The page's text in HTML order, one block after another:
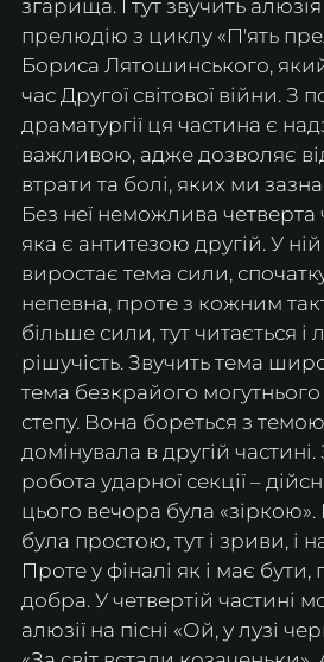
згарища. І тут звучить
прелюдію з циклу «П'ять
Бориса Лятошинського,
час Другої світової війни. З
драматургії ця частина є
важливою, адже дозволяє
втрати та болі, яких ми
Без неї неможлива четверта
яка є антитезою другій. У
виростає тема сили,
непевна, проте з кожним
більше сили, тут читається і
рішучість. Звучить тема
тема безкрайого могутнього
степу. Вона бореться з
домінувала в другій
робота ударної секції –
цього вечора була
була простою, тут і зриви, і
Проте у фіналі як і має
добра. У четвертій частині
алюзії на пісні «Ой, у лузі